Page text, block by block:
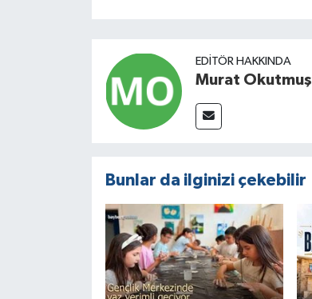
EDITÖR HAKKINDA
Murat Okutmuş
Bunlar da ilginizi çekebilir